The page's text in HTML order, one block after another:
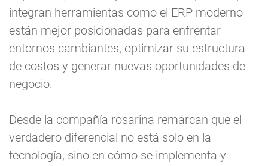
integran herramientas como el ERP moderno
están mejor posicionadas para enfrentar
entornos cambiantes, optimizar su estructura
de costos y generar nuevas oportunidades de
negocio.
Desde la compañía rosarina remarcan que el
verdadero diferencial no está solo en la
tecnología, sino en cómo se implementa y